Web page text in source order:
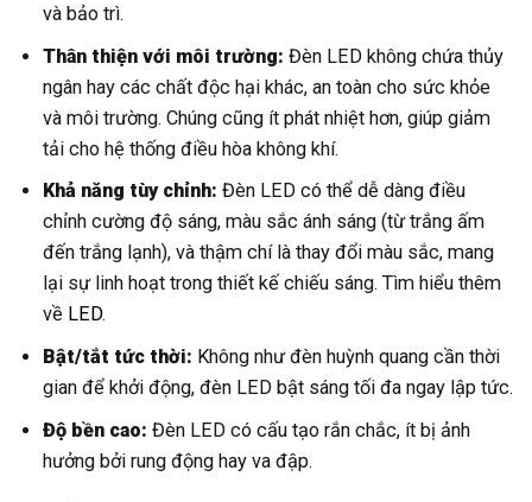
và bảo trì.
Thân thiện với môi trường: Đèn LED không chứa thủy
ngân hay các chất độc hại khác, an toàn cho sức khỏe
và môi trường. Chúng cũng ít phát nhiệt hơn, giúp giảm
tải cho hệ thống điều hòa không khí.
Khả năng tùy chỉnh: Đèn LED có thể dễ dàng điều
chỉnh cường độ sáng, màu sắc ánh sáng (từ trắng ấm
đến trắng lạnh), và thậm chí là thay đổi màu sắc, mang
lại sự linh hoạt trong thiết kế chiếu sáng. Tìm hiểu thêm
về LED.
Bật/tắt tức thời: Không như đèn huỳnh quang cần thời
gian để khởi động, đèn LED bật sáng tối đa ngay lập tức.
Độ bền cao: Đèn LED có cấu tạo rắn chắc, ít bị ảnh
hưởng bởi rung động hay va đập.